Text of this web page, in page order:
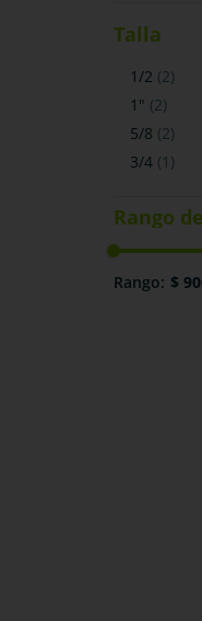
Talla
1/2 (2)
1" (2)
5/8 (2)
3/4 (1 )
$